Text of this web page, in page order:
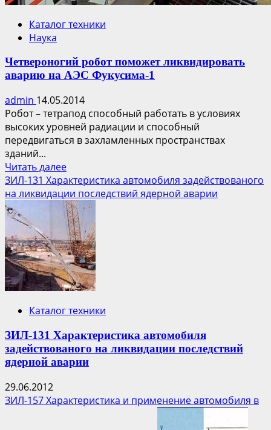
Каталог техники
Наука
Четвероногий робот поможет ликвидировать
аварию на АЭС Фукусима-1
admin 14.05.2014
Робот – тетрапод способный работать в условиях
высоких уровней радиации и способный
передвигаться в захламленных пространствах
зданий...
Читать далееПрочитать
больше
о
Четвероногий
робот
поможет
ликвидировать
аварию
на
АЭС
ЗИЛ-131 Характеристика автомобиля задействованого
на ликвидации последствий ядерной аварии
Каталог техники
ЗИЛ-131 Характеристика автомобиля
задействованого на ликвидации последствий
ядерной аварии
29.06.2012
ЗИЛ-157 Характеристика и применение автомобиля в